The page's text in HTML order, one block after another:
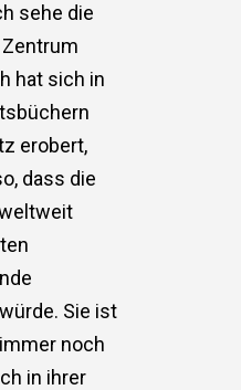
sehe die
hat sich in
erobert,
dass die
Sie ist
noch
in ihrer